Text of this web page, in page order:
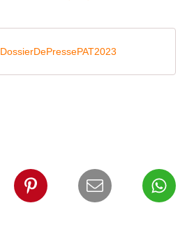
DossierDePressePAT2023